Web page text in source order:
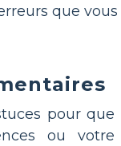
que vous
pour que
ou votre